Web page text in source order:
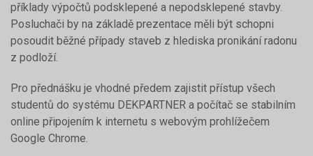
příklady výpočtů podsklepené a nepodsklepené stavby.
Posluchači by na základě prezentace měli být schopni
posoudit běžné případy staveb z hlediska pronikání radonu
z podloží.
Pro přednášku je vhodné předem zajistit přístup všech
studentů do systému DEKPARTNER a počítač se stabilním
online připojením k internetu s webovým prohlížečem
Google Chrome.